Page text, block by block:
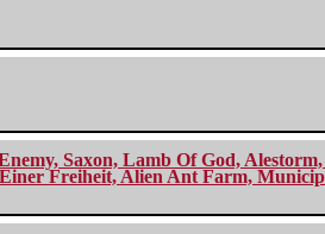
Saxon, Lamb Of God,
Freiheit, Alien Ant Farm,